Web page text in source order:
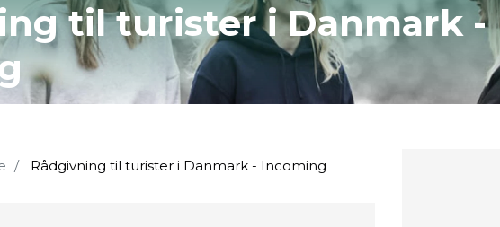
til turister i Danmark -
Rådgivning til turister i Danmark - Incoming